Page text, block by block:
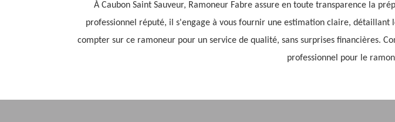
À Caubon Saint Sauveur, Ramoneur Fabre assure en toute transparence la
professionnel réputé, il s'engage à vous fournir une estimation claire, détaillant
compter sur ce ramoneur pour un service de qualité, sans surprises financières.
professionnel pour le